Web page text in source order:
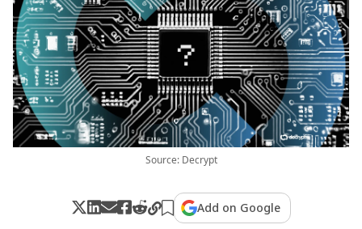
Source: Decrypt
Add on Google